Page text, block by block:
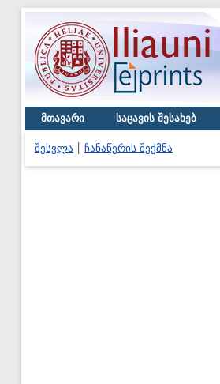
მთავარი საცავის შესახებ
შესვლა ჩანაწერის შექმნა